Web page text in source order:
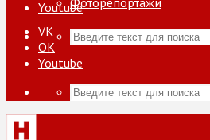
YoutubeФоторепортажи
VK
ОК
Youtube